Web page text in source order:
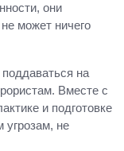
они
может ничего
на
Вместе с
и подготовке
угрозам, не